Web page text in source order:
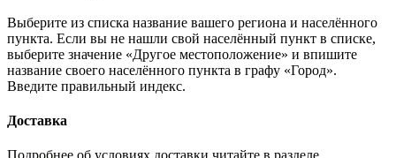
Выберите из списка название вашего региона и населённого
пункта. Если вы не нашли свой населённый пункт в списке,
выберите значение «Другое местоположение» и впишите
название своего населённого пункта в графу «Город».
Введите правильный индекс.
Доставка
Подробнее об условиях доставки читайте в разделе